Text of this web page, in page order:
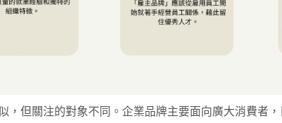
，但關注的對象不同。企業品牌主要面向廣大消費者